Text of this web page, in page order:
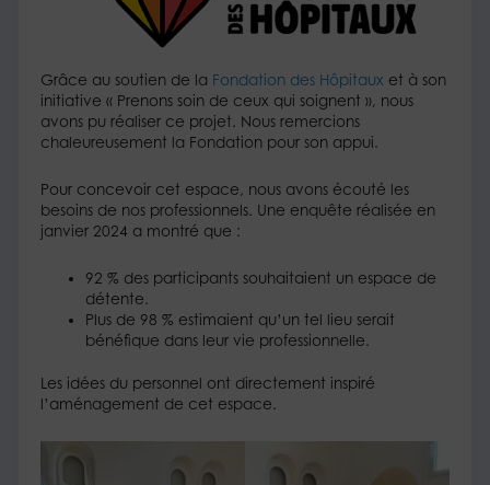
Grâce au soutien de la Fondation des Hôpitaux et à son
initiative « Prenons soin de ceux qui soignent », nous
avons pu réaliser ce projet. Nous remercions
chaleureusement la Fondation pour son appui.
Pour concevoir cet espace, nous avons écouté les
besoins de nos professionnels. Une enquête réalisée en
janvier 2024 a montré que :
92 % des participants souhaitaient un espace de
détente.
Plus de 98 % estimaient qu’un tel lieu serait
bénéfique dans leur vie professionnelle.
Les idées du personnel ont directement inspiré
l’aménagement de cet espace.